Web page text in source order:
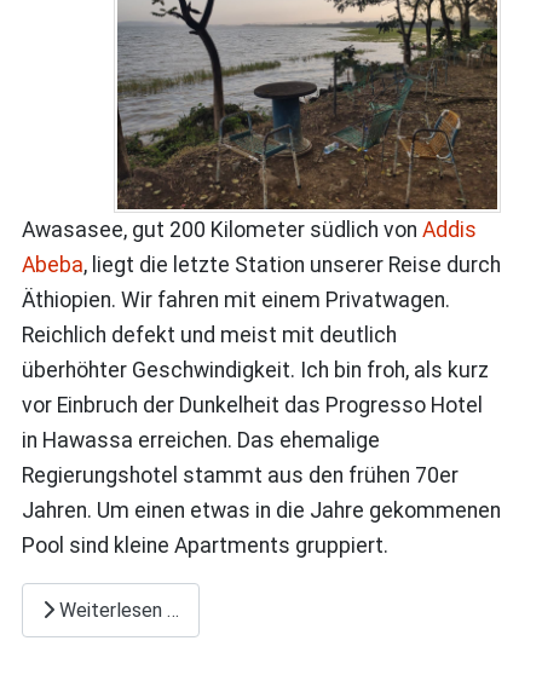
Awasasee, gut 200 Kilometer südlich von Addis
Abeba, liegt die letzte Station unserer Reise durch
Äthiopien. Wir fahren mit einem Privatwagen.
Reichlich defekt und meist mit deutlich
überhöhter Geschwindigkeit. Ich bin froh, als kurz
vor Einbruch der Dunkelheit das Progresso Hotel
in Hawassa erreichen. Das ehemalige
Regierungshotel stammt aus den frühen 70er
Jahren. Um einen etwas in die Jahre gekommenen
Pool sind kleine Apartments gruppiert.
Weiterlesen …